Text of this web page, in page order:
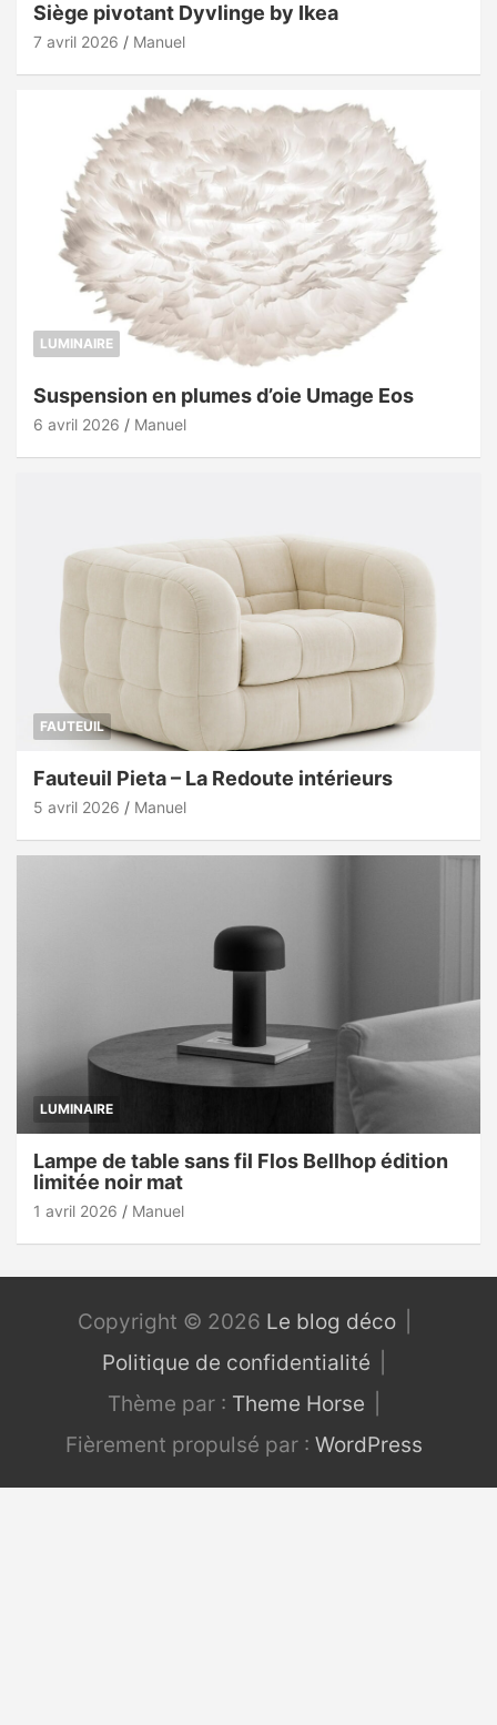
Siège pivotant Dyvlinge by Ikea
7 avril 2026 Manuel
LUMINAIRE
Suspension en plumes d’oie Umage Eos
6 avril 2026 Manuel
FAUTEUIL
Fauteuil Pieta – La Redoute intérieurs
5 avril 2026 Manuel
LUMINAIRE
Lampe de table sans fil Flos Bellhop édition
limitée noir mat
1 avril 2026 Manuel
Copyright © 2026 Le blog déco
Politique de confidentialité
Thème par : Theme Horse
Fièrement propulsé par : WordPress